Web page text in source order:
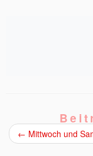
← Mittwoch und